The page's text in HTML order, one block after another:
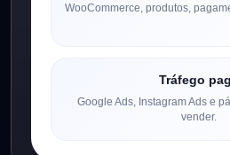
WooCommerce, produtos,
Tráfego
Google Ads, Instagram Ads e
vender.